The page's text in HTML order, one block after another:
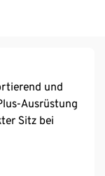
und
Ausrüstung
Sitz bei